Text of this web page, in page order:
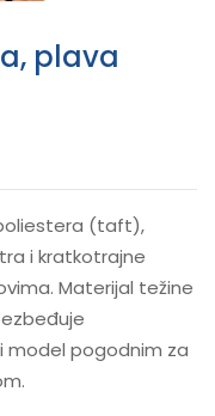
plava
poliestera (taft),
i kratkotrajne
Materijal težine
model pogodnim za